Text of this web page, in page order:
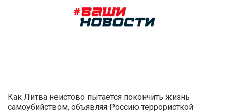
Как Литва неистово пытается покончить жизнь
самоубийством, объявляя Россию террористкой